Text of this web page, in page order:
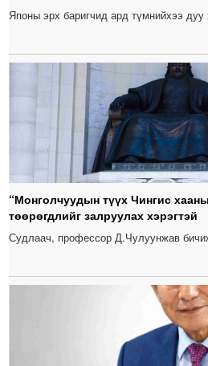
Японы эрх баригчид ард түмнийхээ дуу
“Монголчуудын түүх Чингис
төөрөгдлийг залруулах хэрэгтэй
Судлаач, профессор Д.Чулуунжав